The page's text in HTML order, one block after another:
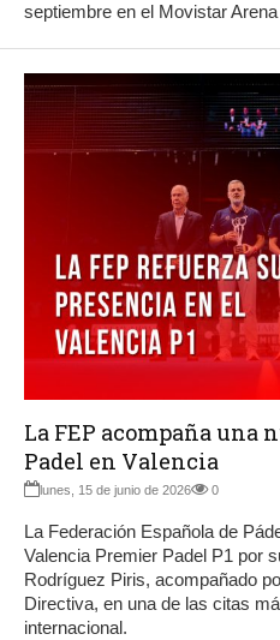
septiembre en el Movistar
La FEP acompaña una
Padel en Valencia
lunes, 15 de junio de 2026 0
La Federación Española de
Valencia Premier Padel P1 por
Rodríguez Piris, acompañado
Directiva, en una de las citas
internacional.